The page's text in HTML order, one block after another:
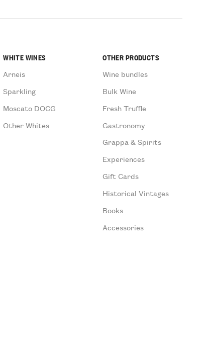
WHITE WINES
Arneis
Sparkling
Moscato DOCG
Other Whites
OTHER PRODUCTS
Wine bundles
Bulk Wine
Fresh Truffle
Gastronomy
Grappa & Spirits
Experiences
Gift Cards
Historical Vintages
Books
Accessories